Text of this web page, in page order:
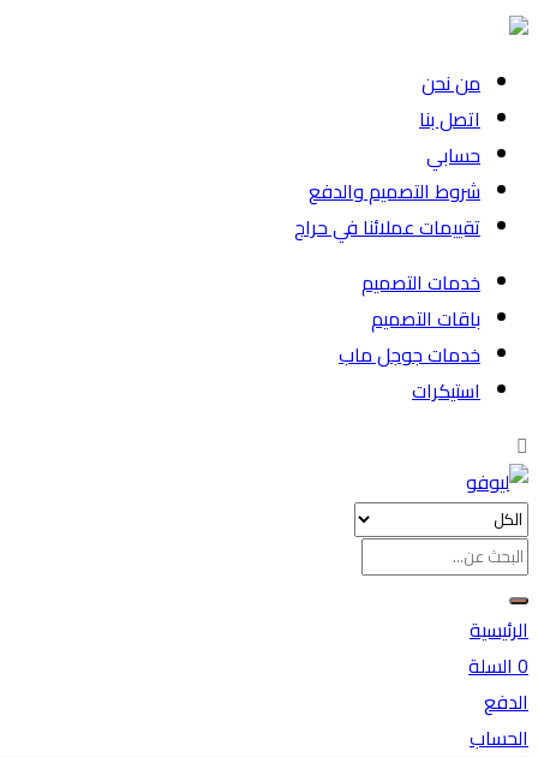
من نحن
اتصل بنا
حسابي
شروط التصميم والدفع
تقييمات عملائنا في حراج
خدمات التصميم
باقات التصميم
خدمات جوجل ماب
استيكرات
الرئيسية
0السلة
الدفع
الحساب